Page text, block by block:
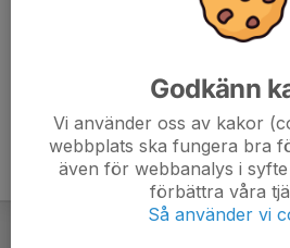
Godkänn
Vi använder oss av kakor
webbplats ska fungera bra
även för webbanalys i
förbättra våra
Så använder vi